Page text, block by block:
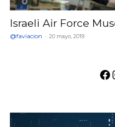
Israeli Air Force
@faviacion - 20 mayo, 2019